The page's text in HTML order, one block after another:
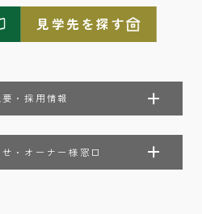
・採用情報
・オーナー様窓口
見学先を探す